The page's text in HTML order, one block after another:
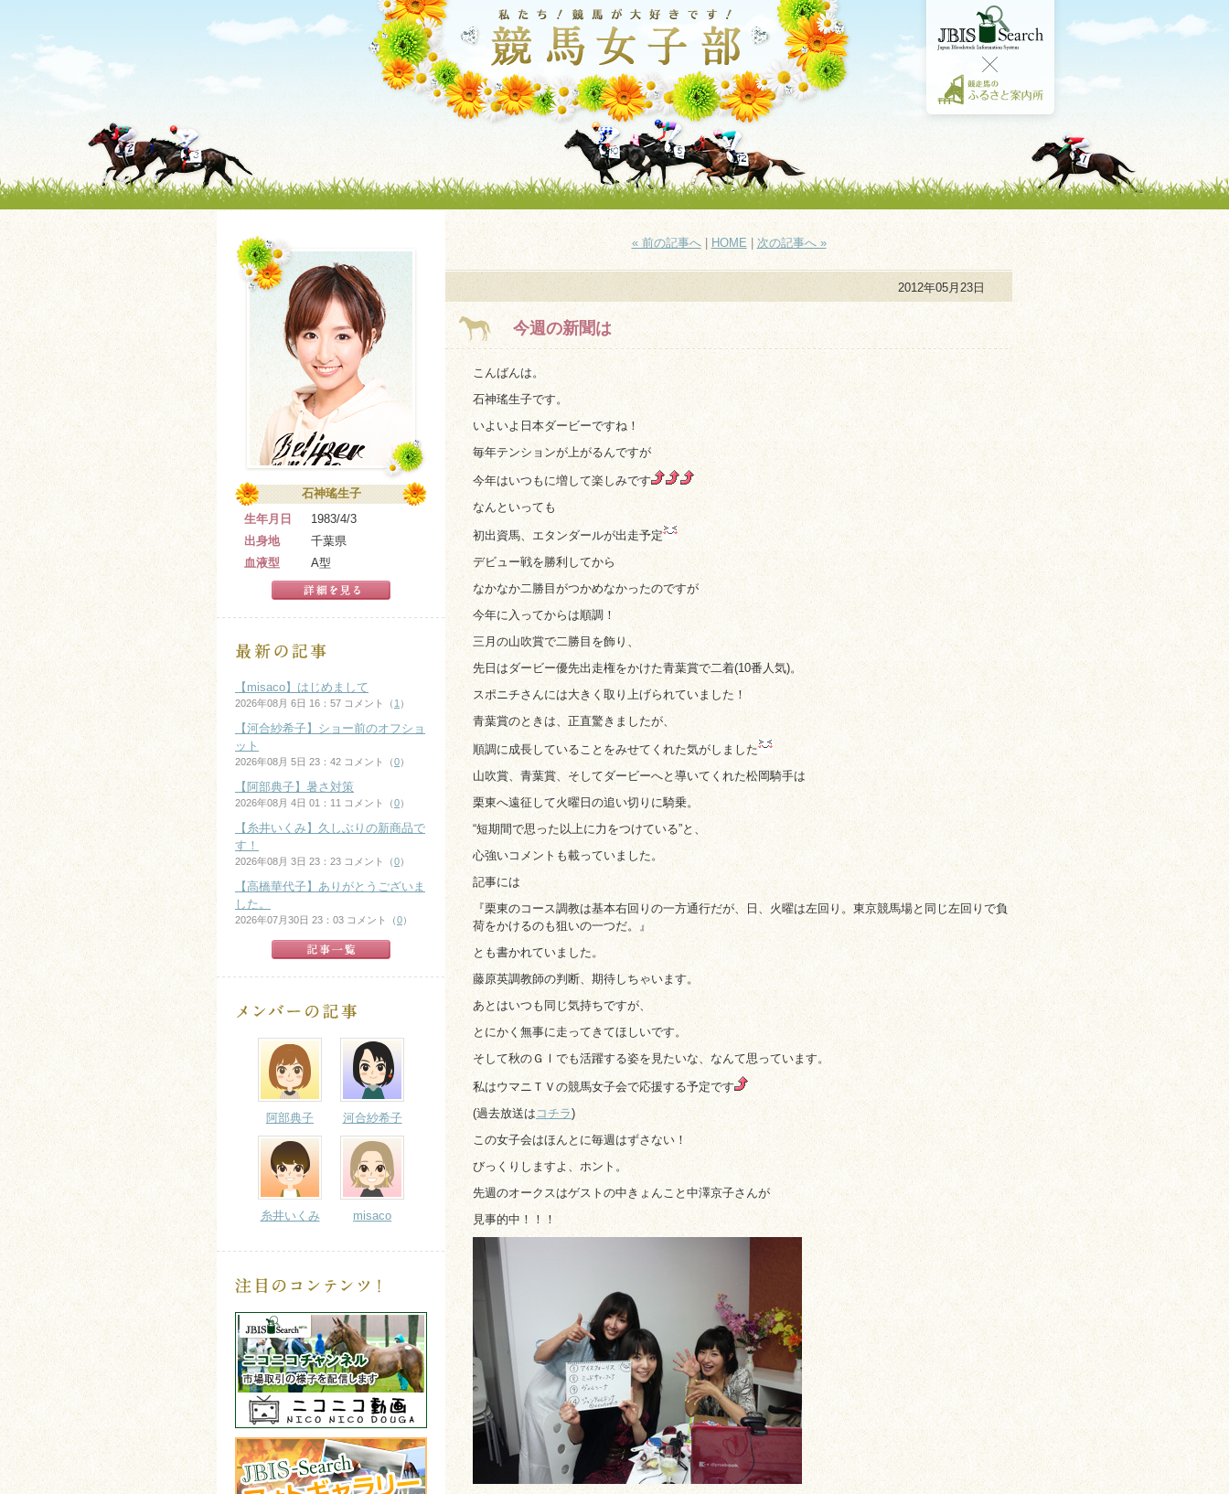
« 前の記事へ| HOME| 次の記事へ »
2012年05月23日
今週の新聞は
こんばんは。
石神瑤生子です。
いよいよ日本ダービーですね！
毎年テンションが上がるんですが
今年はいつもに増して楽しみです
なんといっても
初出資馬、エタンダールが出走予定
デビュー戦を勝利してから
なかなか二勝目がつかめなかったのですが
今年に入ってからは順調！
三月の山吹賞で二勝目を飾り、
先日はダービー優先出走権をかけた青葉賞で二着(10番人気)。
スポニチさんには大きく取り上げられていました！
青葉賞のときは、正直驚きましたが、
順調に成長していることをみせてくれた気がしました
山吹賞、青葉賞、そしてダービーへと導いてくれた松岡騎手は
栗東へ遠征して火曜日の追い切りに騎乗。
“短期間で思った以上に力をつけている”と、
心強いコメントも載っていました。
記事には
『栗東のコース調教は基本右回りの一方通行だが、日、火曜は左回り。東京競馬場と同じ左回りで負
荷をかけるのも狙いの一つだ。』
とも書かれていました。
藤原英調教師の判断、期待しちゃいます。
あとはいつも同じ気持ちですが、
とにかく無事に走ってきてほしいです。
そして秋のＧⅠでも活躍する姿を見たいな、なんて思っています。
私はウマニＴＶの競馬女子会で応援する予定です
(過去放送はコチラ)
この女子会はほんとに毎週はずさない！
びっくりしますよ、ホント。
先週のオークスはゲストの中きょんこと中澤京子さんが
見事的中！！！
石神瑤生子
生年月日
1983/4/3
出身地
千葉県
血液型
A型
【misaco】はじめまして
2026年08月 6日 16：57 コメント（ 1 ）
【河合紗希子】ショー前のオフショ
ット
2026年08月 5日 23：42 コメント（0）
【阿部典子】暑さ対策
2026年08月 4日 01：11 コメント（0）
【糸井いくみ】久しぶりの新商品で
す！
2026年08月 3日 23：23 コメント（0）
【高橋華代子】ありがとうございま
した。
2026年07月30日 23：03 コメント（0）
阿部典子 河合紗希子
糸井いくみ misaco